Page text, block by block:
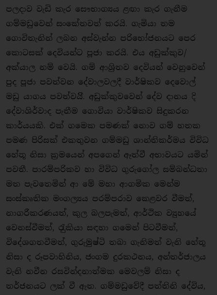
පලදාව වැඩි කැර සෞභාග්‍යය ළඟා කැර ගැනීම
ගම්මඩුවෙන් සංකේතවත් කරයි. ගැමියා තම
ගොවිතැනින් ලබන අස්වැන්න පරිභෝජනයට පෙර
කොටසක් දෙවියන්ට පූජා කරයි. එය අඩුක්කුව/
අක්යාල නම් වෙයි. ගම් ආශි‍්‍රතව දෙවියන් වෙනුවෙන්
පුද පූජා පවත්වන දේවාලවලදී වාර්ෂිකව දෙවොල්
මඩු යාගය පවත්වයිි. අඩුක්කුවවෙන් දේව දානය දි
දේවාශිර්වාද පැතීම ගොවියා වාර්ෂිකව සිදුකරන
කාර්යයකි. එක් ගමෙක පමණක් නොව ගම් හතක
පමණ පිරිසක් එකතුවන ගම්මඩු ශාන්තිකර්මය විවිධ
හේතූ නිසා ක‍්‍රමයෙන් අපගෙන් ඈත්වී අභාවයට යමින්
පවතී. පාරම්පරිකව හා විවිධ ගුරුගෝල සම්බන්ධතා
මත පැවතෙමින් ආ මේ මහා ආගමික මෙන්ම
සංස්කෘතික මංගල්‍යය පරම්පරාව කෙළවර වීමත්,
නාගරීකරණයත්, කුල බලපැමත්, ආර්ථික ව්‍යුහයේ
වෙනස්වීමත්, රැුකියා සඳහා ගමෙන් පිටවීමත්,
විදේශගතවීමත්, ගුරුමුෂ්ටි තබා ගැනිමත් වැනි හේතූ
නිසා ද රූපවාහිනිය, ජංගම දුරකථනය, අන්තර්ජාලය
වැනි නවීන රසවින්දනාත්මක මෙවලම් නිසා ද
තර්ජනයට ලක් වී ඇත. ගම්මඩුවේදී පත්තිනි දේවිය,